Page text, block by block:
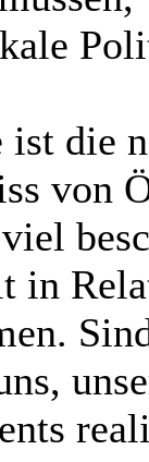
ist die
von
in